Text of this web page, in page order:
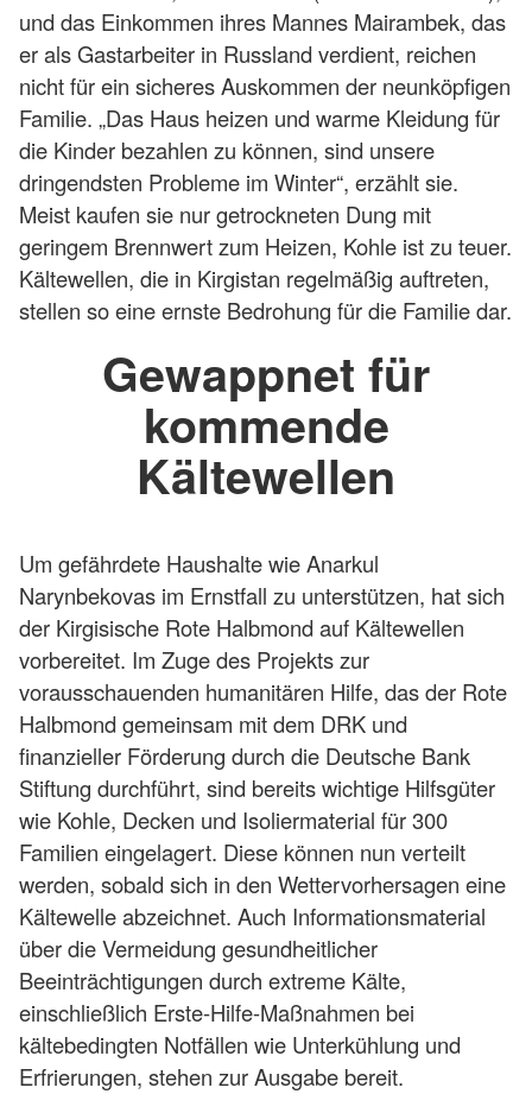
und das Einkommen ihres Mannes Mairambek, das
er als Gastarbeiter in Russland verdient, reichen
nicht für ein sicheres Auskommen der neunköpfigen
Familie. „Das Haus heizen und warme Kleidung für
die Kinder bezahlen zu können, sind unsere
dringendsten Probleme im Winter“, erzählt sie.
Meist kaufen sie nur getrockneten Dung mit
geringem Brennwert zum Heizen, Kohle ist zu teuer.
Kältewellen, die in Kirgistan regelmäßig auftreten,
stellen so eine ernste Bedrohung für die Familie dar.
Gewappnet für
kommende
Kältewellen
Um gefährdete Haushalte wie Anarkul
Narynbekovas im Ernstfall zu unterstützen, hat sich
der Kirgisische Rote Halbmond auf Kältewellen
vorbereitet. Im Zuge des Projekts zur
vorausschauenden humanitären Hilfe, das der Rote
Halbmond gemeinsam mit dem DRK und
finanzieller Förderung durch die Deutsche Bank
Stiftung durchführt, sind bereits wichtige Hilfsgüter
wie Kohle, Decken und Isoliermaterial für 300
Familien eingelagert. Diese können nun verteilt
werden, sobald sich in den Wettervorhersagen eine
Kältewelle abzeichnet. Auch Informationsmaterial
über die Vermeidung gesundheitlicher
Beeinträchtigungen durch extreme Kälte,
einschließlich Erste-Hilfe-Maßnahmen bei
kältebedingten Notfällen wie Unterkühlung und
Erfrierungen, stehen zur Ausgabe bereit.